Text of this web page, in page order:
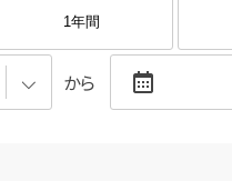
1年間
から